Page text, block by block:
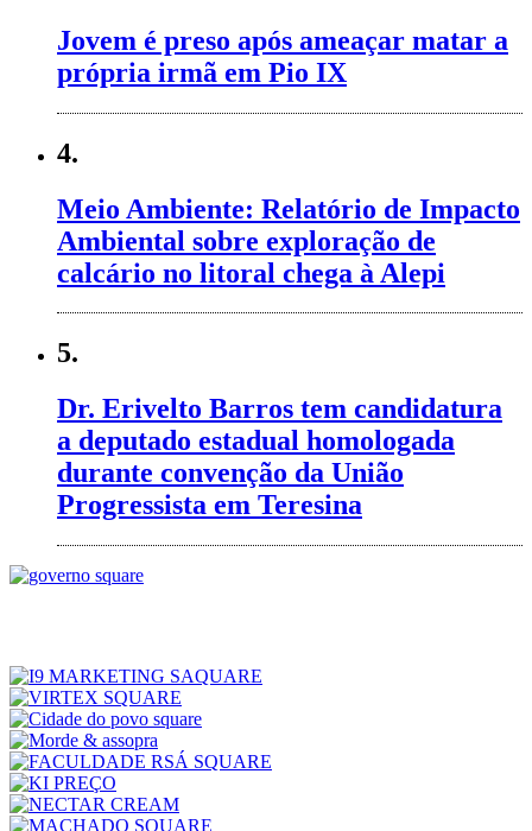
Jovem é preso após ameaçar matar a
própria irmã em Pio IX
4.
Meio Ambiente: Relatório de Impacto
Ambiental sobre exploração de
calcário no litoral chega à Alepi
5.
Dr. Erivelto Barros tem candidatura
a deputado estadual homologada
durante convenção da União
Progressista em Teresina